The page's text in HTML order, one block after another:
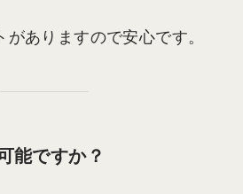
ありますので安心です。
能ですか？